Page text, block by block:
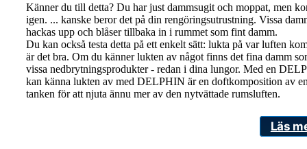
Känner du till detta? Du har just dammsugit och moppat, men
igen. ... kanske beror det på din rengöringsutrustning. Vissa
hackas upp och blåser tillbaka in i rummet som fint damm.
Du kan också testa detta på ett enkelt sätt: lukta på var luften
är det bra. Om du känner lukten av något finns det fina damm
vissa nedbrytningsprodukter - redan i dina lungor. Med en
kan känna lukten av med DELPHIN är en doftkomposition av
tanken för att njuta ännu mer av den nytvättade rumsluften.
Läs